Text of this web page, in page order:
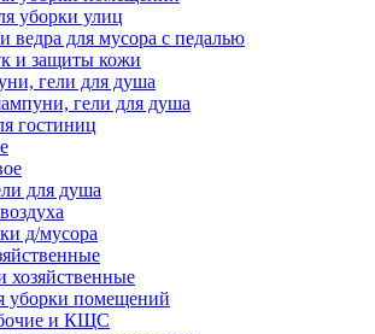
уборки улиц
ведра для мусора с педалью
и защиты кожи
гели для душа
гели для душа
гостиниц
для душа
д/мусора
хозяйственные
уборки помещений
и КЩС